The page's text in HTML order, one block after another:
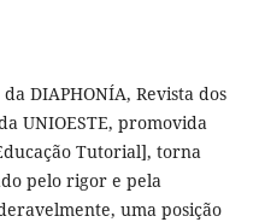
DIAPHONÍA, Revista dos
UNIOESTE, promovida
Tutorial], torna
pelo rigor e pela
uma posição